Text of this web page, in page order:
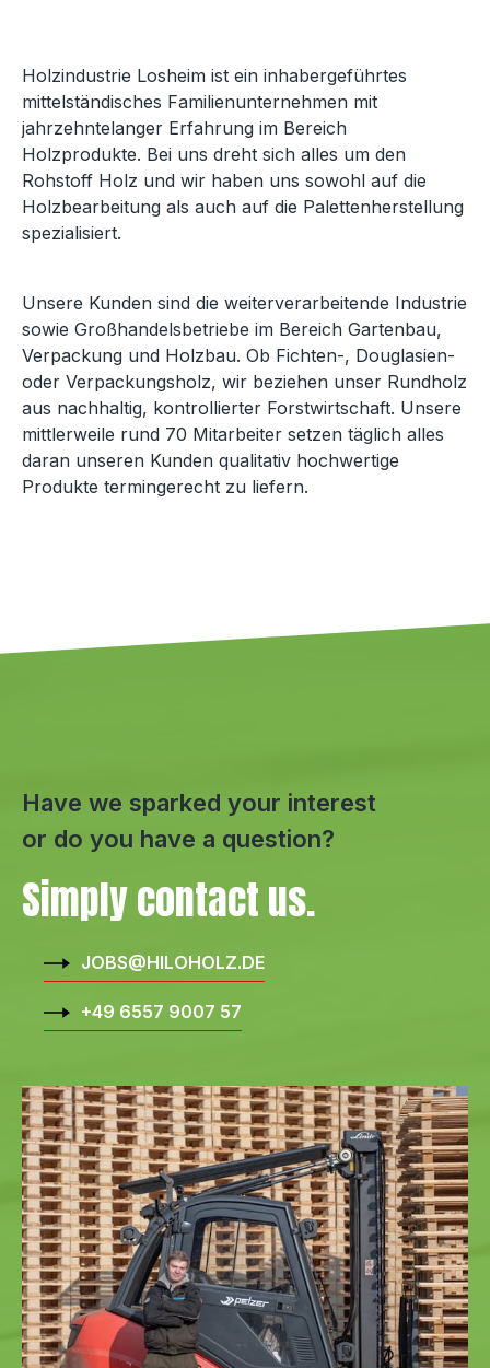
Holzindustrie Losheim ist ein inhabergeführtes
mittelständisches Familienunternehmen mit
jahrzehntelanger Erfahrung im Bereich
Holzprodukte. Bei uns dreht sich alles um den
Rohstoff Holz und wir haben uns sowohl auf die
Holzbearbeitung als auch auf die Palettenherstellung
spezialisiert.
Unsere Kunden sind die weiterverarbeitende Industrie
sowie Großhandelsbetriebe im Bereich Gartenbau,
Verpackung und Holzbau. Ob Fichten-, Douglasien-
oder Verpackungsholz, wir beziehen unser Rundholz
aus nachhaltig, kontrollierter Forstwirtschaft. Unsere
mittlerweile rund 70 Mitarbeiter setzen täglich alles
daran unseren Kunden qualitativ hochwertige
Produkte termingerecht zu liefern.
Have we sparked your interest
or do you have a question?
Simply contact us.
JOBS@HILOHOLZ.DE
+49 6557 9007 57